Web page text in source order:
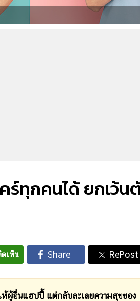
ร์ทุกคนได้ ยกเว้น
ดเห็น
ห้ผู้อื่นแฮปปี้ แต่กลับละเลยความสุขของ